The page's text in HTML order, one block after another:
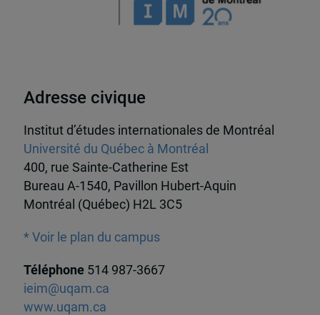
Adresse civique
Institut d’études internationales de Montréal
Université du Québec à Montréal
400, rue Sainte-Catherine Est
Bureau A-1540, Pavillon Hubert-Aquin
Montréal (Québec) H2L 3C5
* Voir le plan du campus
Téléphone 514 987-3667
ieim@uqam.ca
www.uqam.ca